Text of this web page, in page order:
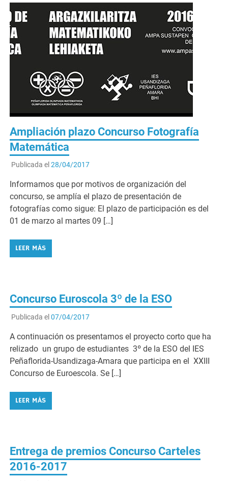
Ampliación plazo Concurso Fotografía
Matemática
Publicada el 28/04/2017
Informamos que por motivos de organización del
concurso, se amplía el plazo de presentación de
fotografías como sigue: El plazo de participación es del
01 de marzo al martes 09 […]
LEER MÁS
Concurso Euroscola 3º de la ESO
Publicada el 07/04/2017
A continuación os presentamos el proyecto corto que ha
relizado un grupo de estudiantes 3º de la ESO del IES
Peñaflorida-Usandizaga-Amara que participa en el XXIII
Concurso de Euroescola. Se […]
LEER MÁS
Entrega de premios Concurso Carteles
2016-2017